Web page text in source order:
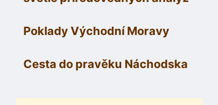
Poklady Východní Moravy
Cesta do pravěku Náchodska